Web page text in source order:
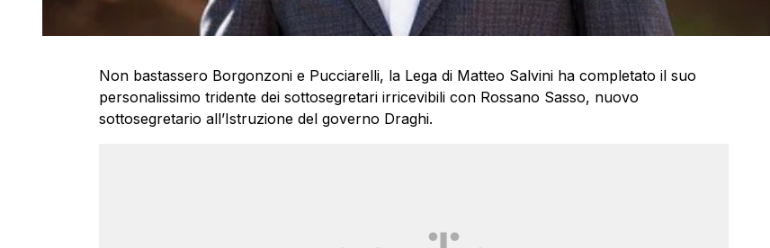
Non bastassero Borgonzoni e Pucciarelli, la Lega di Matteo Salvini ha completato il suo
personalissimo tridente dei sottosegretari irricevibili con Rossano Sasso, nuovo
sottosegretario all’Istruzione del governo Draghi.